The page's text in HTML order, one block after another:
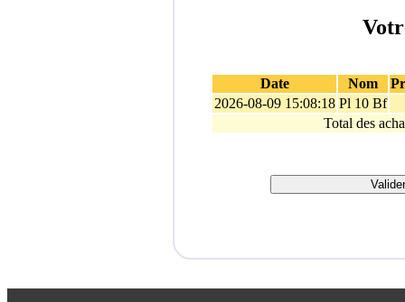
Date Nom
2026-08-09 15:08:18 Pl 10 Bf
Total des